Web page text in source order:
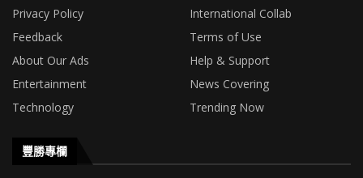
Privacy Policy
International Collab
Feedback
Terms of Use
About Our Ads
Help & Support
Entertainment
News Covering
Technology
Trending Now
豐勝專欄